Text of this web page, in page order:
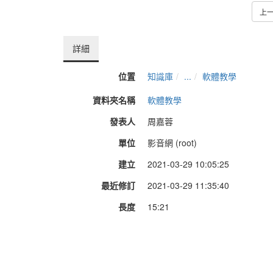
上
詳細
位置 知識庫 ...
軟體教學
資料夾名稱
軟體教學
發表人
周嘉蓉
單位
影音網 (root)
建立
2021-03-29 10:05:25
最近修訂
2021-03-29 11:35:40
長度
15:21